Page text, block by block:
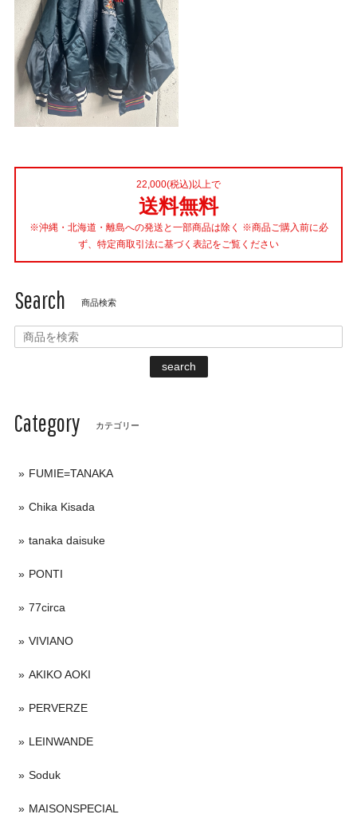
22,000(税込)以上で
送料無料
※沖縄・北海道・離島への発送と一部商品は除く ※商品ご購入前に必
ず、特定商取引法に基づく表記をご覧ください
Search 商品検索
search
Category カテゴリー
FUMIE=TANAKA
Chika Kisada
tanaka daisuke
PONTI
77circa
VIVIANO
AKIKO AOKI
PERVERZE
LEINWANDE
Soduk
MAISONSPECIAL